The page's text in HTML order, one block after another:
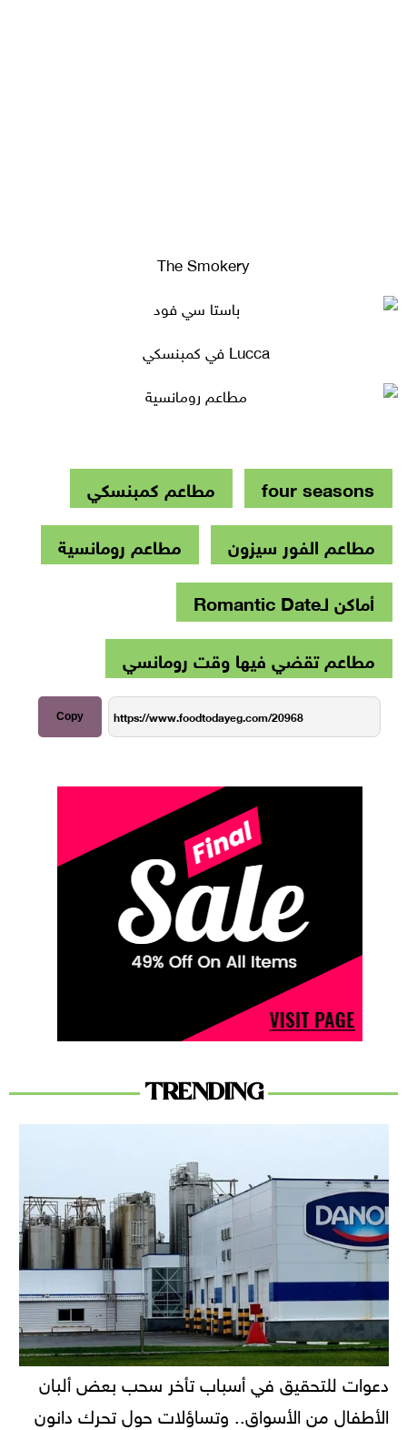
The Smokery
Lucca في كمبنسكي
four seasons
مطاعم كمبنسكي
مطاعم الفور سيزون
مطاعم رومانسية
أماكن لـRomantic Date
مطاعم تقضي فيها وقت رومانسي
Copy
TRENDING
دعوات للتحقيق في أسباب تأخر سحب بعض ألبان
الأطفال من الأسواق.. وتساؤلات حول تحرك دانون